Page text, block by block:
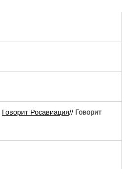
Говорит Росавиация// Говорит